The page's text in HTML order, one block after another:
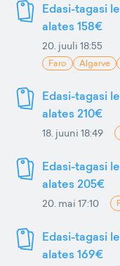
Edasi-tagasi
alates 158€
20. juuli 18:55
Faro Algarve
Edasi-tagasi
alates 210€
18. juuni 18:49
Edasi-tagasi
alates 205€
20. mai 17:10
Edasi-tagasi
alates 169€